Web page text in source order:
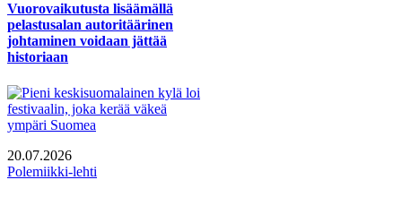
Vuorovaikutusta lisäämällä
pelastusalan autoritäärinen
johtaminen voidaan jättää
historiaan
20.07.2026
Polemiikki-lehti